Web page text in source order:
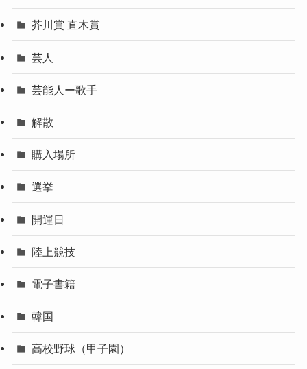
芥川賞 直木賞
芸人
芸能人ー歌手
解散
購入場所
選挙
開運日
陸上競技
電子書籍
韓国
高校野球（甲子園）